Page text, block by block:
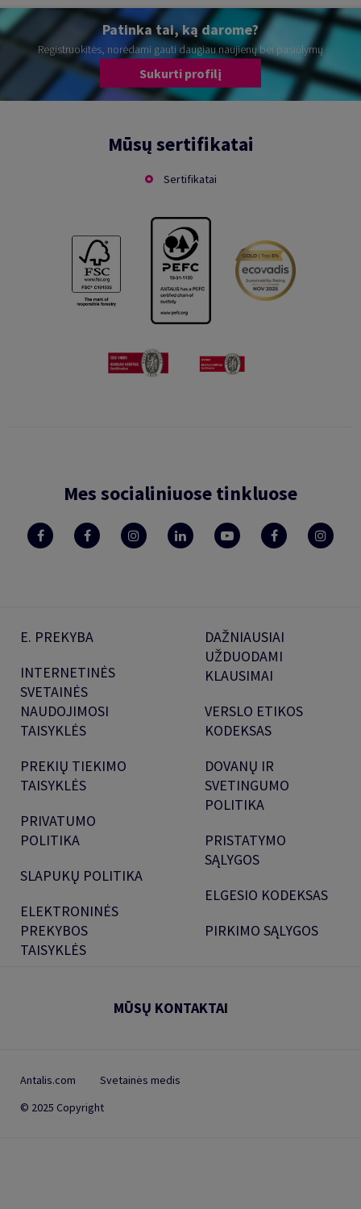
Patinka tai, ką darome?
Registruokitės, norėdami gauti daugiau naujienų bei pasiūlymų
Sukurti profilį
Mūsų sertifikatai
Sertifikatai
Mes socialiniuose tinkluose
E. PREKYBA
INTERNETINĖS
SVETAINĖS
NAUDOJIMOSI
TAISYKLĖS
PREKIŲ TIEKIMO
TAISYKLĖS
PRIVATUMO
POLITIKA
SLAPUKŲ POLITIKA
ELEKTRONINĖS
PREKYBOS
TAISYKLĖS
DAŽNIAUSIAI
UŽDUODAMI
KLAUSIMAI
VERSLO ETIKOS
KODEKSAS
DOVANŲ IR
SVETINGUMO
POLITIKA
PRISTATYMO
SĄLYGOS
ELGESIO KODEKSAS
PIRKIMO SĄLYGOS
MŪSŲ KONTAKTAI
Antalis.com
Svetainės medis
© 2025 Copyright